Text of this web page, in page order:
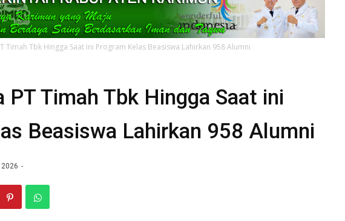
Timah Tbk Hingga Saat ini Program Kelas Beasiswa Lahirkan 958 Alumni
PT Timah Tbk Hingga Saat ini
Beasiswa Lahirkan 958 Alumni